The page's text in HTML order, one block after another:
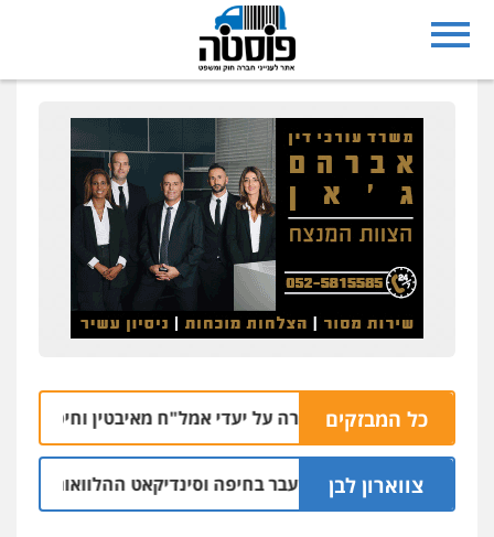
כל המבזקים
פשיטה של המשטרה על יעדי אמל"ח מאיבטין וחיפה במגדלי
צווארון לבן
יו"ר ש"ס לשעבר בחיפה וסינדיקאט ההלוואות של משפחת